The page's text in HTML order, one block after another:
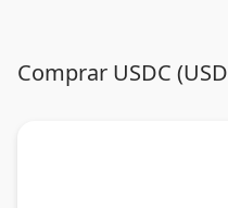
Comprar USDC